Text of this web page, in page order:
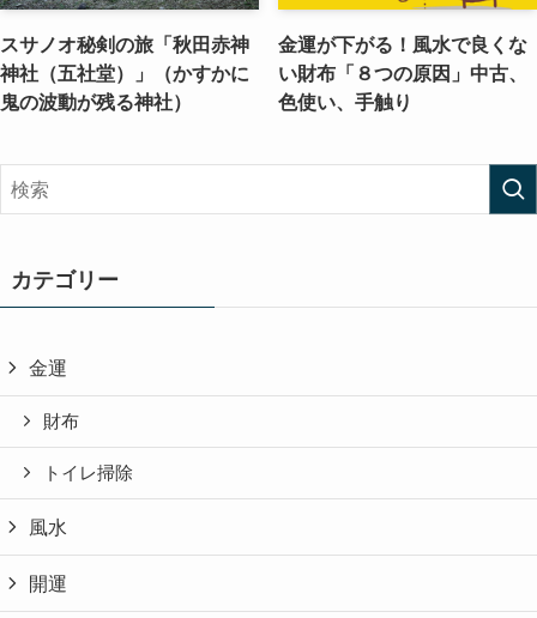
スサノオ秘剣の旅「秋田赤神
神社（五社堂）」（かすかに
鬼の波動が残る神社）
金運が下がる！風水で良くな
い財布「８つの原因」中古、
色使い、手触り
カテゴリー
金運
財布
トイレ掃除
風水
開運